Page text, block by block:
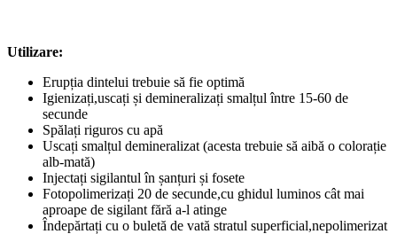
Utilizare:
Erupția dintelui trebuie să fie optimă
Igienizați,uscați și demineralizați smalțul între 15-60 de
secunde
Spălați riguros cu apă
Uscați smalțul demineralizat (acesta trebuie să aibă o colorație
alb-mată)
Injectați sigilantul în șanțuri și fosete
Fotopolimerizați 20 de secunde,cu ghidul luminos cât mai
aproape de sigilant fără a-l atinge
Îndepărtați cu o buletă de vată stratul superficial,nepolimerizat